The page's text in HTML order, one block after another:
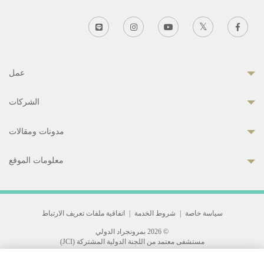
عمل
الشركات
مدونات ومقالات
معلومات الموقع
سياسة خاصة شروط الخدمة اتفاقية ملفات تعريف الارتباط
© 2026 بمرونجراد الدولي
مستشفى معتمد من اللجنة الدولية المشتركة (JCI)